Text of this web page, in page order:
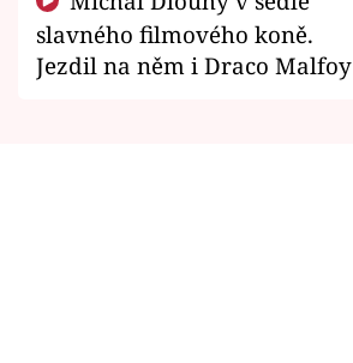
slavného filmového koně.
Jezdil na něm i Draco Malfoy